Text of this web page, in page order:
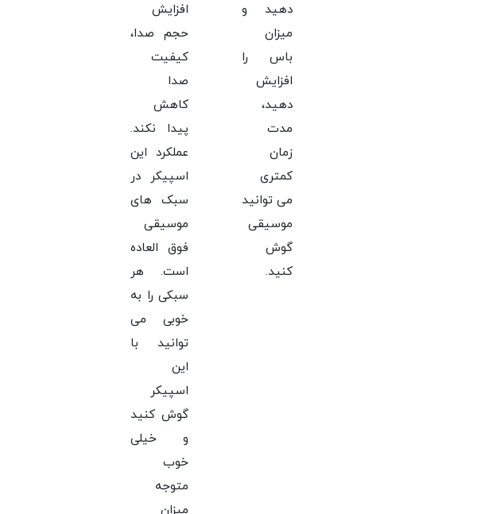
دهید و
میزان
باس را
افزایش
دهید،
مدت
زمان
کمتری
می توانید
موسیقی
گوش
کنید.
افزایش
حجم صدا،
کیفیت
صدا
کاهش
پیدا نکند.
عملکرد این
اسپیکر در
سبک های
موسیقی
فوق العاده
است. هر
سبکی را به
خوبی می
توانید با
این
اسپیکر
گوش کنید
و خیلی
خوب
متوجه
میزان